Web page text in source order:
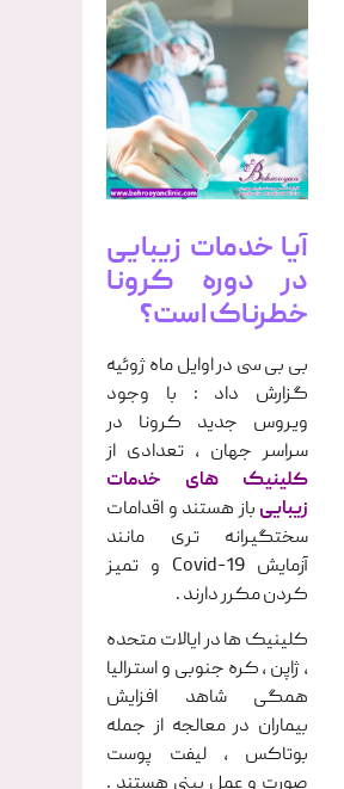
آیا خدمات زیبایی
در دوره کرونا
خطرناک است؟
بی بی سی در اوایل ماه ژوئیه
گزارش داد : با وجود
ویروس جدید کرونا در
سراسر جهان ، تعدادی از
کلینیک های خدمات
زیبایی باز هستند و اقدامات
سختگیرانه تری مانند
آزمایش Covid-19 و تمیز
کردن مکرر دارند .
کلینیک ها در ایالات متحده
، ژاپن ، کره جنوبی و استرالیا
همگی شاهد افزایش
بیماران در معالجه از جمله
بوتاکس ، لیفت پوست